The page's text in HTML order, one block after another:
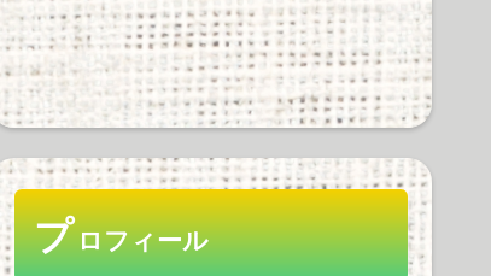
ヘッドホンに拘るヤツの
ゼンハイザー率ｗｗｗｗ
ｗｗｗｗｗ
32 views
プロフィール